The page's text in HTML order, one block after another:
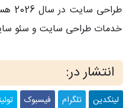
خدمات طراحی سایت و سئو
انتشار در:
لینکدین تلگرام فیسبوک